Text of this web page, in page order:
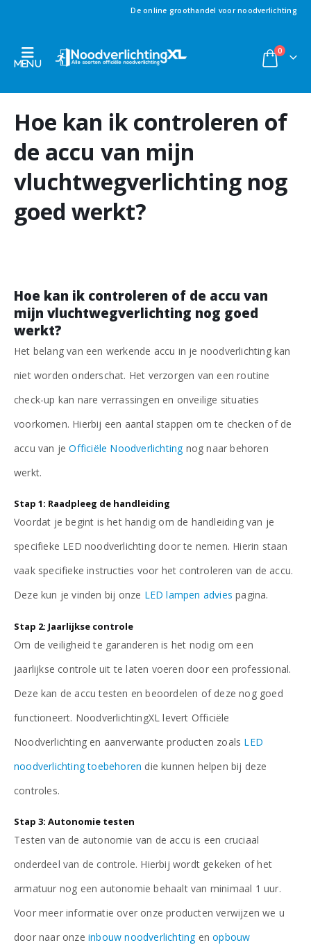
De online groothandel voor noodverlichting
0
Hoe kan ik controleren of
de accu van mijn
vluchtwegverlichting nog
goed werkt?
Hoe kan ik controleren of de accu van
mijn vluchtwegverlichting nog goed
werkt?
Het belang van een werkende accu in je noodverlichting kan
niet worden onderschat. Het verzorgen van een routine
check-up kan nare verrassingen en onveilige situaties
voorkomen. Hierbij een aantal stappen om te checken of de
accu van jeOfficiële Noodverlichtingnog naar behoren
werkt.
Stap 1: Raadpleeg de handleiding
Voordat je begint is het handig om de handleiding van je
specifieke LED noodverlichting door te nemen. Hierin staan
vaak specifieke instructies voor het controleren van de accu.
Deze kun je vinden bij onze LED lampen advies pagina.
Stap 2: Jaarlijkse controle
Om de veiligheid te garanderen is het nodig om een
jaarlijkse controle uit te laten voeren door een professional.
Deze kan de accu testen en beoordelen of deze nog goed
functioneert. NoodverlichtingXL levert Officiële
Noodverlichting en aanverwante producten zoals LED
noodverlichting toebehoren die kunnen helpen bij deze
controles.
Stap 3: Autonomie testen
Testen van de autonomie van de accu is een cruciaal
onderdeel van de controle. Hierbij wordt gekeken of het
armatuur nog een autonomie behaalt van minimaal 1 uur.
Voor meer informatie over onze producten verwijzen we u
door naar onze inbouw noodverlichtingenopbouw